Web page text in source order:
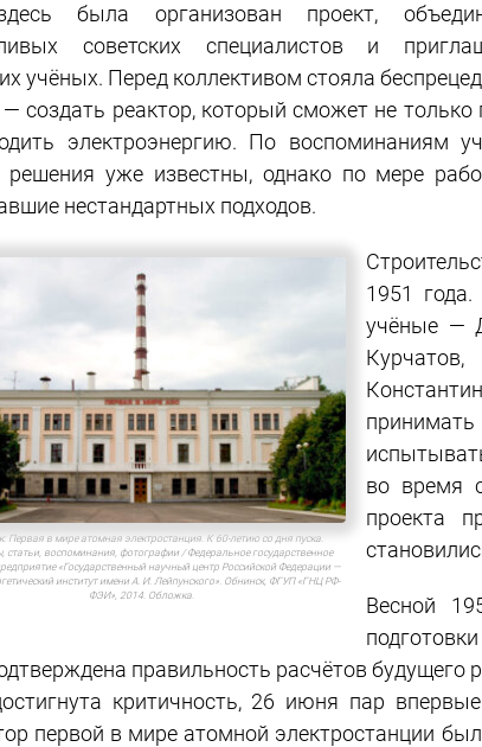
была организован проект,
советских специалистов и
учёных. Перед коллективом стояла
— создать реактор, который сможет не
электроэнергию. По воспоминаниям
решения уже известны, однако по мере
нестандартных подходов.
Первая в мире атомная электростанция. К 60-летию со дня пуска.
статьи, воспоминания, фотографии / Федеральное государственное
«Государственный научный центр Российской Федерации —
институт имени А. И. Лейпунского». Обнинск, ФГУП «ГНЦ РФ-
ФЭИ», 2014. Обложка.
1951
учёные —
во время
проекта
Весной
правильность расчётов будущего
критичность, 26 июня пар
первой в мире атомной электростанции